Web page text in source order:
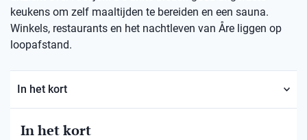
keukens om zelf maaltijden te bereiden en een sauna.
Winkels, restaurants en het nachtleven van Åre liggen op
loopafstand.
In het kort
In het kort